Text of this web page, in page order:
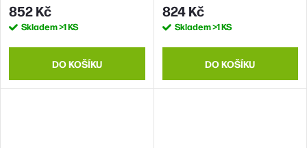
852 Kč
Skladem>1 KS
DO KOŠÍKU
824 Kč
Skladem>1 KS
DO KOŠÍKU